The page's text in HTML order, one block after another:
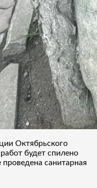
Октябрьского
будет спилено
санитарная